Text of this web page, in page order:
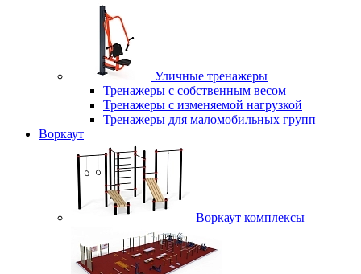
Уличные тренажеры
Тренажеры с собственным весом
Тренажеры с изменяемой нагрузкой
Тренажеры для маломобильных групп
Воркаут
Воркаут комплексы